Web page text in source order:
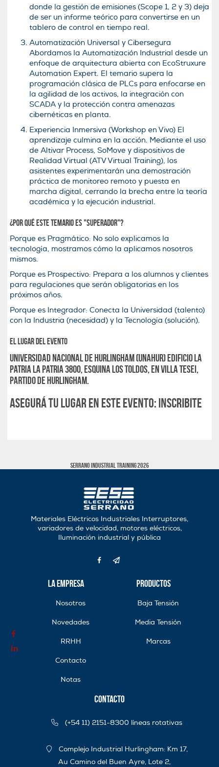
donde la gestión de emisiones (Scope 1, 2 y 3) deja
de ser un informe teórico para convertirse en un
tablero de control en tiempo real.
Automatización Universal y Cibersegura
Abordamos la Automatización Industrial desde un
enfoque de arquitectura abierta con EcoStruxure
Automation Expert. El temario supera la
programación clásica de PLCs para enfocarse en
la agilidad de los activos, la integración con
SCADA y la protección contra amenazas
cibernéticas en planta.
Experiencia Inmersiva (Workshop en Vivo) El
aprendizaje culmina en la acción. Mediante el uso
de Altivar Process, SoMove y dispositivos de
Realidad Virtual (ATV Virtual Training), los
asistentes experimentarán una demostración
práctica de monitoreo remoto y puesta en
marcha digital, cerrando la brecha entre la teoría
académica y la ejecución industrial.
¿Por qué este temario es "superador"?
Porque es Pragmático: No solo explicamos la
tecnología, mostramos cómo la aplicamos nosotros
mismos.
Porque es Prospectivo: Prepara a los alumnos y clientes
para regulaciones que serán obligatorias en los
próximos años.
Porque es Integrador: Conecta la Universidad (talento)
con la Industria (necesidad) y la Tecnología (solución).
El Lugar del evento
Universidad Nacional de Hurlingham (UNAHUR) edificio La
Patria La Patria 3800, esquina Los Toldos, en Villa Tesei,
partido de Hurlingham.
ASEGURÁ TU LUGAR EN ESTE EVENTO: INSCRIBITE
SERRANO INDUSTRIAL TRAINING 2026
Materiales Eléctricos Industriales Interruptores,
variadores de velocidad, motores eléctricos,
Iluminación industrial y pública
La Empresa
Nosotros
Novedades
RRHH
Contacto
Notas
Productos
Baja Tensión
Media Tensión
Marcas
Contacto
(+54 11) 2151-8300 líneas rotativas
Complejo Industrial Hurlingham: Km 17,
Au Camino del Buen Ayre, Lote 2,